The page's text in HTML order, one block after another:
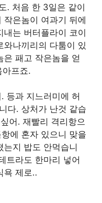
. 처음 한 3일은 같이
작은놈이 여과기 뒤에
내는 버터플라이 코이
와나끼리의 다툼이 있
은 패고 작은놈을 얻
프죠.
등과 지느러미에 허
다. 상처가 난것 같습
어. 재빨리 격리항으
에 혼자 있으니 맞을
지 밥도 안먹습니
트라도 한마리 넣어
욕 제로..